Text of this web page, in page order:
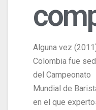
Alguna vez
Colombia fue
del Campeonato
Mundial de
en el que